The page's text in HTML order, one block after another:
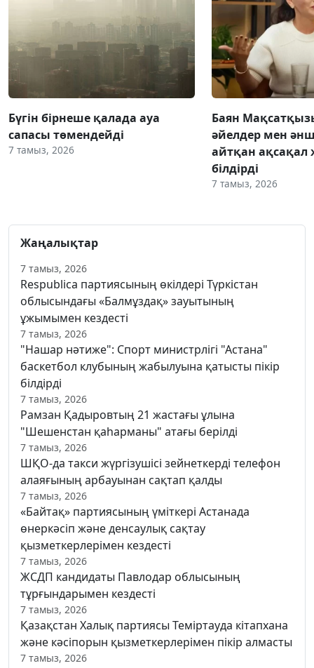
Бүгін бірнеше қалада ауа
сапасы төмендейді
7 тамыз, 2026
Баян
әйелдер мен
айтқан ақсақал
білдірді
7 тамыз, 2026
Жаңалықтар
7 тамыз, 2026
Respublica партиясының өкілдері Түркістан
облысындағы «Балмұздақ» зауытының
ұжымымен кездесті
7 тамыз, 2026
"Нашар нәтиже": Спорт министрлігі "Астана"
баскетбол клубының жабылуына қатысты пікір
білдірді
7 тамыз, 2026
Рамзан Қадыровтың 21 жастағы ұлына
"Шешенстан қаһарманы" атағы берілді
7 тамыз, 2026
ШҚО-да такси жүргізушісі зейнеткерді телефон
алаяғының арбауынан сақтап қалды
7 тамыз, 2026
«Байтақ» партиясының үміткері Астанада
өнеркәсіп және денсаулық сақтау
қызметкерлерімен кездесті
7 тамыз, 2026
ЖСДП кандидаты Павлодар облысының
тұрғындарымен кездесті
7 тамыз, 2026
Қазақстан Халық партиясы Теміртауда кітапхана
және кәсіпорын қызметкерлерімен пікір алмасты
7 тамыз, 2026